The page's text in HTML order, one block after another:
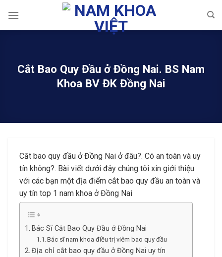
content
Cắt Bao Quy Đầu ở Đồng Nai. BS Nam
Khoa BV ĐK Đồng Nai
Căt bao quy đầu ở Đồng Nai ở đâu?. Có an toàn và uy
tín không?. Bài viết dưới đây chúng tôi xin giới thiệu
với các bạn một địa điểm cắt bao quy đầu an toàn và
uy tín top 1 nam khoa ở Đồng Nai
Bác Sĩ Cắt Bao Quy Đầu ở Đồng Nai
Bác sĩ nam khoa điều trị viêm bao quy đầu
Địa chỉ cắt bao quy đầu ở Đồng Nai uy tín